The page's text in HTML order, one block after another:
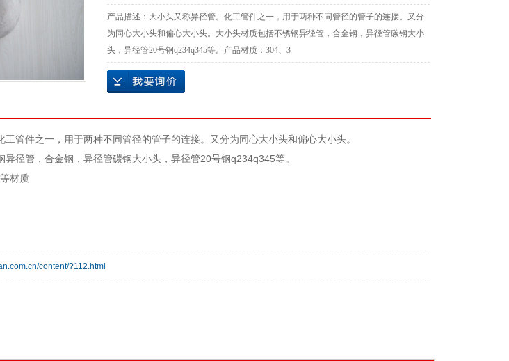
产品描述： 大小头又称异径管。化工管件之一，用于两种不同管径的管子的连接。又分
为同心大小头和偏心大小头。大小头材质包括不锈钢异径管，合金钢，异径管碳钢大小
头，异径管20号钢q234q345等。产品材质：304、3
工管件之一，用于两种不同管径的管子的连接。又分为同心大小头和偏心大小头。
异径管，合金钢，异径管碳钢大小头，异径管20号钢q234q345等。
材质
content/?112.html